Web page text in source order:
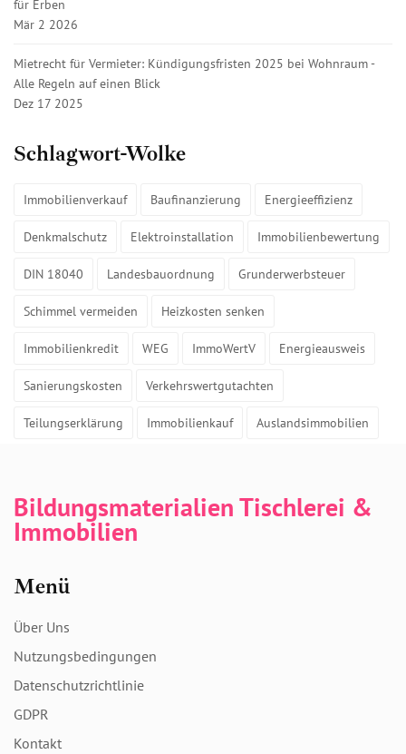
für Erben
Mär 2 2026
Mietrecht für Vermieter: Kündigungsfristen 2025 bei Wohnraum -
Alle Regeln auf einen Blick
Dez 17 2025
Schlagwort-Wolke
Immobilienverkauf Baufinanzierung Energieeffizienz
Denkmalschutz Elektroinstallation Immobilienbewertung
DIN 18040 Landesbauordnung Grunderwerbsteuer
Schimmel vermeiden Heizkosten senken
Immobilienkredit WEG ImmoWertV Energieausweis
Sanierungskosten Verkehrswertgutachten
Teilungserklärung Immobilienkauf Auslandsimmobilien
Bildungsmaterialien Tischlerei &
Immobilien
Menü
Über Uns
Nutzungsbedingungen
Datenschutzrichtlinie
GDPR
Kontakt